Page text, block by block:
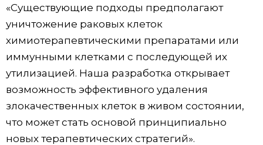
«Существующие подходы предполагают
уничтожение раковых клеток
химиотерапевтическими препаратами или
иммунными клетками с последующей их
утилизацией. Наша разработка открывает
возможность эффективного удаления
злокачественных клеток в живом состоянии,
что может стать основой принципиально
новых терапевтических стратегий».